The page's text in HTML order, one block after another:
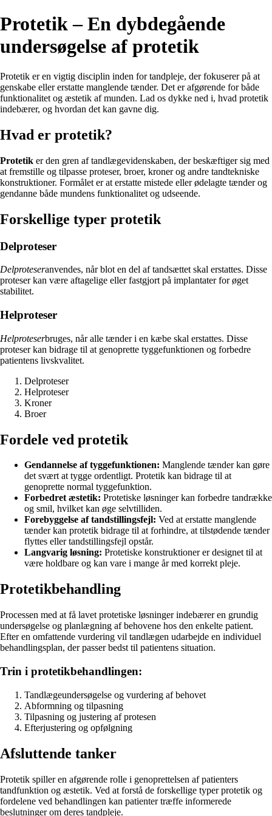
Protetik – En dybdegående
undersøgelse af protetik
Protetik er en vigtig disciplin inden for tandpleje, der fokuserer på at
genskabe eller erstatte manglende tænder. Det er afgørende for både
funktionalitet og æstetik af munden. Lad os dykke ned i, hvad protetik
indebærer, og hvordan det kan gavne dig.
Hvad er protetik?
Protetik er den gren af tandlægevidenskaben, der beskæftiger sig med
at fremstille og tilpasse proteser, broer, kroner og andre tandtekniske
konstruktioner. Formålet er at erstatte mistede eller ødelagte tænder og
gendanne både mundens funktionalitet og udseende.
Forskellige typer protetik
Delproteser
Delproteseranvendes, når blot en del af tandsættet skal erstattes. Disse
proteser kan være aftagelige eller fastgjort på implantater for øget
stabilitet.
Helproteser
Helproteserbruges, når alle tænder i en kæbe skal erstattes. Disse
proteser kan bidrage til at genoprette tyggefunktionen og forbedre
patientens livskvalitet.
Delproteser
Helproteser
Kroner
Broer
Fordele ved protetik
Gendannelse af tyggefunktionen: Manglende tænder kan gøre
det svært at tygge ordentligt. Protetik kan bidrage til at
genoprette normal tyggefunktion.
Forbedret æstetik: Protetiske løsninger kan forbedre tandrække
og smil, hvilket kan øge selvtilliden.
Forebyggelse af tandstillingsfejl: Ved at erstatte manglende
tænder kan protetik bidrage til at forhindre, at tilstødende tænder
flyttes eller tandstillingsfejl opstår.
Langvarig løsning: Protetiske konstruktioner er designet til at
være holdbare og kan vare i mange år med korrekt pleje.
Protetikbehandling
Processen med at få lavet protetiske løsninger indebærer en grundig
undersøgelse og planlægning af behovene hos den enkelte patient.
Efter en omfattende vurdering vil tandlægen udarbejde en individuel
behandlingsplan, der passer bedst til patientens situation.
Trin i protetikbehandlingen:
Tandlægeundersøgelse og vurdering af behovet
Abformning og tilpasning
Tilpasning og justering af protesen
Efterjustering og opfølgning
Afsluttende tanker
Protetik spiller en afgørende rolle i genoprettelsen af patienters
tandfunktion og æstetik. Ved at forstå de forskellige typer protetik og
fordelene ved behandlingen kan patienter træffe informerede
beslutninger om deres tandpleje.